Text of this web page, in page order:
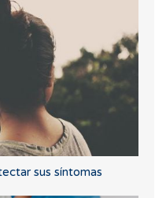
sus síntomas